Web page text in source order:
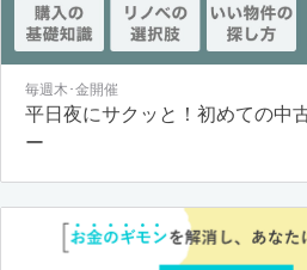
毎週木･金開催
平日夜にサクッと！初めての中
ー